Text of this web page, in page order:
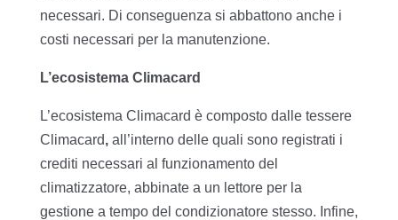
necessari. Di conseguenza si abbattono anche i
costi necessari per la manutenzione.
L’ecosistema Climacard
L’ecosistema Climacard è composto dalle tessere
Climacard,all’interno delle quali sono registrati i
crediti necessari al funzionamento del
climatizzatore, abbinate a un lettore per la
gestione a tempo del condizionatore stesso. Infine,